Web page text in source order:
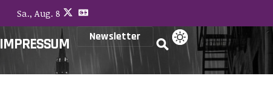
Sa., Aug. 8
IMPRESSUM Newsletter